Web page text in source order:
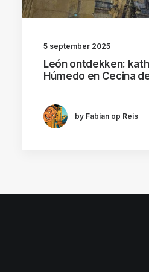
5 september 2025
León ontdekken:
Húmedo en Cecina
by Fabian op Reis